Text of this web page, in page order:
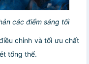
các điểm sáng tối
chỉnh và tối ưu chất
tổng thể.